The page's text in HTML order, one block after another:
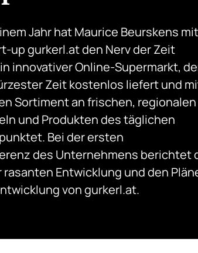
Jahr hat Maurice Beurskens mit
up gurkerl.at den Nerv der Zeit
innovativer Online-Supermarkt,
Zeit kostenlos liefert und
Sortiment an frischen, regionalen
und Produkten des täglichen
Bei der ersten
des Unternehmens berichtet
rasanten Entwicklung und den
von gurkerl.at.